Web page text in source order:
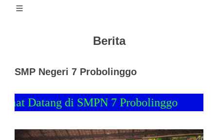
Berita
SMP Negeri 7 Probolinggo
Datang di SMPN 7 Probolinggo